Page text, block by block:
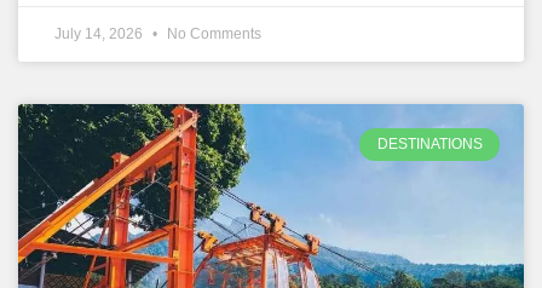
July 14, 2026 No Comments
DESTINATIONS